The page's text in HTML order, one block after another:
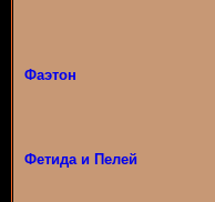
Фаэтон
Фетида и Пелей